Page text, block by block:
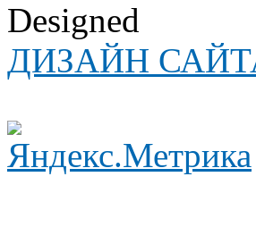
Designed
ДИЗАЙН